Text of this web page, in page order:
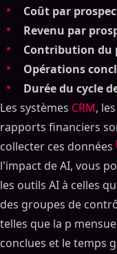
Coût par
Revenu par
Contribution du
Opérations
Durée du cycle
Les systèmes CRM,
rapports financiers
collecter ces données
l'impact de AI, vous
les outils AI à celles
des groupes de
telles que la p
conclues et le temps